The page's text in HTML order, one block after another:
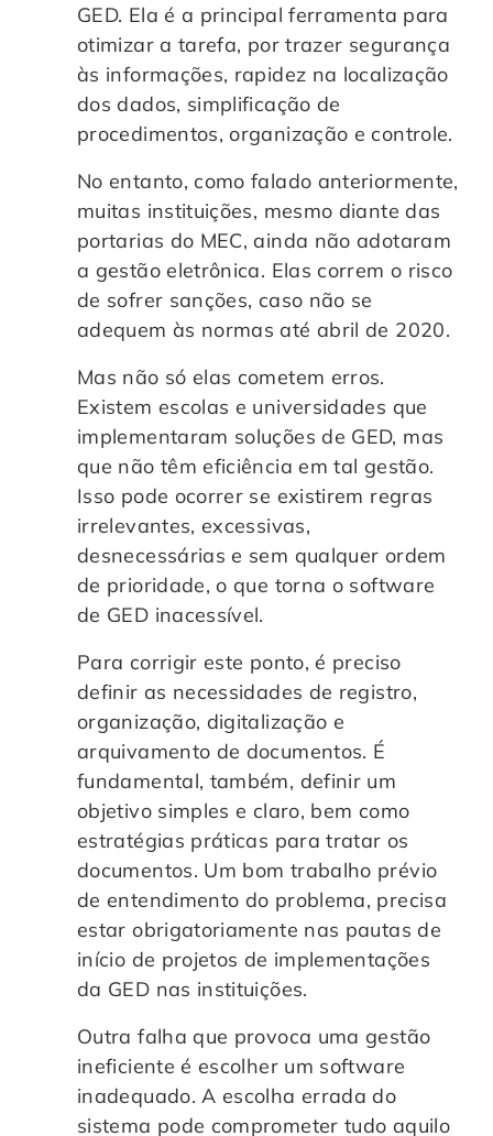
GED. Ela é a principal ferramenta para
otimizar a tarefa, por trazer segurança
às informações, rapidez na localização
dos dados, simplificação de
procedimentos, organização e controle.
No entanto, como falado anteriormente,
muitas instituições, mesmo diante das
portarias do MEC, ainda não adotaram
a gestão eletrônica. Elas correm o risco
de sofrer sanções, caso não se
adequem às normas até abril de 2020.
Mas não só elas cometem erros.
Existem escolas e universidades que
implementaram soluções de GED, mas
que não têm eficiência em tal gestão.
Isso pode ocorrer se existirem regras
irrelevantes, excessivas,
desnecessárias e sem qualquer ordem
de prioridade, o que torna o software
de GED inacessível.
Para corrigir este ponto, é preciso
definir as necessidades de registro,
organização, digitalização e
arquivamento de documentos. É
fundamental, também, definir um
objetivo simples e claro, bem como
estratégias práticas para tratar os
documentos. Um bom trabalho prévio
de entendimento do problema, precisa
estar obrigatoriamente nas pautas de
início de projetos de implementações
da GED nas instituições.
Outra falha que provoca uma gestão
ineficiente é escolher um software
inadequado. A escolha errada do
sistema pode comprometer tudo aquilo